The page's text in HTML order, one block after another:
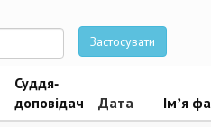
Застосувати
Суддя-
доповідач
Дата Ім’я